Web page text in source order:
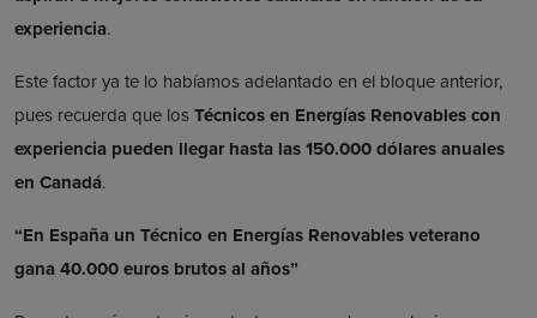
experiencia.
Este factor ya te lo habíamos adelantado en el bloque anterior,
pues recuerda que los Técnicos en Energías Renovables con
experiencia pueden llegar hasta las 150.000 dólares anuales
en Canadá.
“En España un Técnico en Energías Renovables veterano
gana 40.000 euros brutos al años”